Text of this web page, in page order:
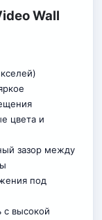
Wall
цвета и
зазор между
под
с высокой